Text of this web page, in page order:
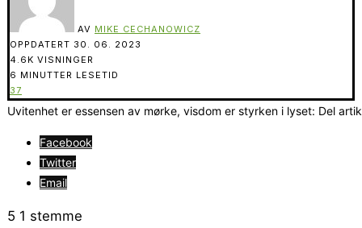
AV MIKE CECHANOWICZ
OPPDATERT 30. 06. 2023
4.6K VISNINGER
6 MINUTTER LESETID
37
Uvitenhet er essensen av mørke, visdom er styrken i lyset: Del
Facebook
Twitter
Email
5 1 stemme